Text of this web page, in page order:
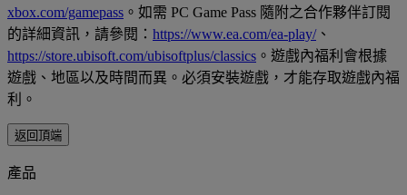
xbox.com/gamepass 。如需 PC Game Pass 隨附之合作夥伴訂閱
的詳細資訊，請參閱： https://www.ea.com/ea-play/、
https://store.ubisoft.com/ubisoftplus/classics 。遊戲內福利會根據
遊戲、地區以及時間而異。必須安裝遊戲，才能存取遊戲內福
利。
返回頂端
產品